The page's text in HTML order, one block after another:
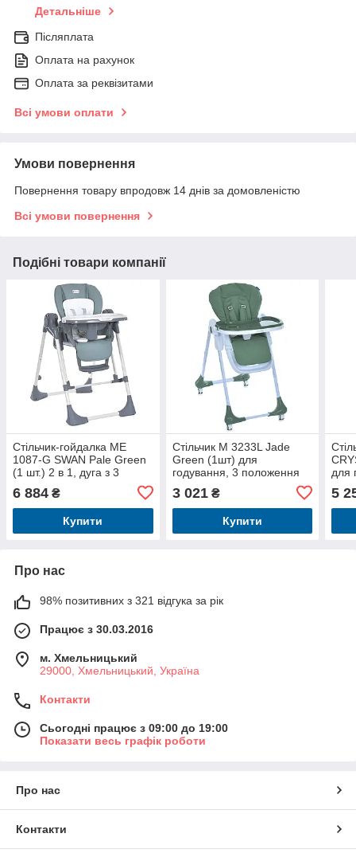
Детальніше
Післяплата
Оплата на рахунок
Оплата за реквізитами
Всі умови оплати
Умови повернення
Повернення товару впродовж 14 днів за домовленістю
Всі умови повернення
Подібні товари компанії
Стільчик-гойдалка ME
1087-G SWAN Pale Green
(1 шт.) 2 в 1, дуга з 3
точ.ремені, 4колеса,
ексокож, сір.пласт., зелен.
6 884 ₴
Купити
Стільчик M 3233L Jade
Green (1шт) для
годування, 3 положення
4колеса, корзинка,
екошкіра, зелений
3 021₴
Купити
для
5
Про нас
98% позитивних з 321 відгука за рік
Працює з 30.03.2016
м. Хмельницький
29000, Хмельницький, Україна
Контакти
Сьогодні працює з 09:00 до 19:00
Показати весь графік роботи
Про нас
Контакти